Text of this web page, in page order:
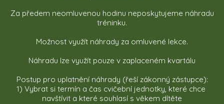
Za předem neomluvenou hodinu neposkytujeme náhradu
tréninku.
Možnost využít náhrady za omluvené lekce.
Náhradu lze využít pouze v zaplaceném kvartálu
Postup pro uplatnění náhrady (řeší zákonný zástupce):
1) Vybrat si termín a čas cvičební jednotky, které chce
navštívit a které souhlasí s věkem dítěte